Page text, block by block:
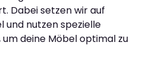
Dabei setzen wir auf
nutzen spezielle
deine Möbel optimal zu